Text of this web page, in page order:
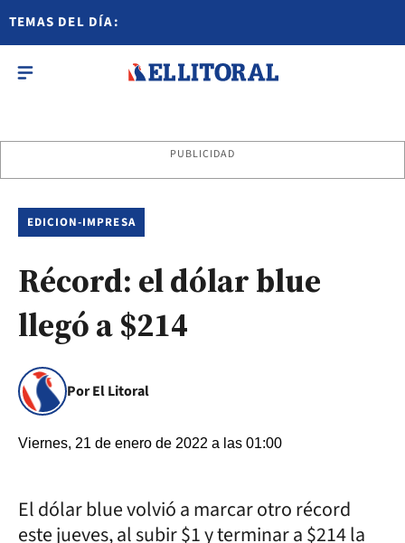
TEMAS DEL DÍA:
PUBLICIDAD
EDICION-IMPRESA
Récord: el dólar blue
llegó a $214
Por El Litoral
Viernes, 21 de enero de 2022 a las 01:00
El dólar blue volvió a marcar otro récord
este jueves, al subir $1 y terminar a $214 la